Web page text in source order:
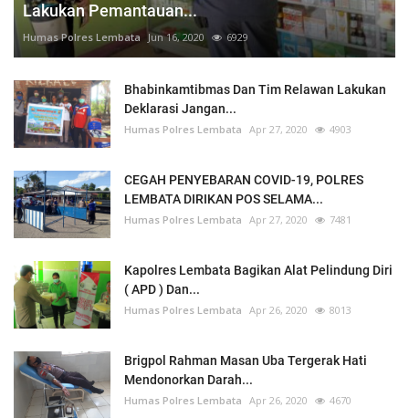
Lakukan Pemantauan...
Humas Polres Lembata Jun 16, 2020 6929
Bhabinkamtibmas Dan Tim Relawan Lakukan
Deklarasi Jangan...
Humas Polres Lembata Apr 27, 2020 4903
CEGAH PENYEBARAN COVID-19, POLRES
LEMBATA DIRIKAN POS SELAMA...
Humas Polres Lembata Apr 27, 2020 7481
Kapolres Lembata Bagikan Alat Pelindung Diri
( APD ) Dan...
Humas Polres Lembata Apr 26, 2020 8013
Brigpol Rahman Masan Uba Tergerak Hati
Mendonorkan Darah...
Humas Polres Lembata Apr 26, 2020 4670